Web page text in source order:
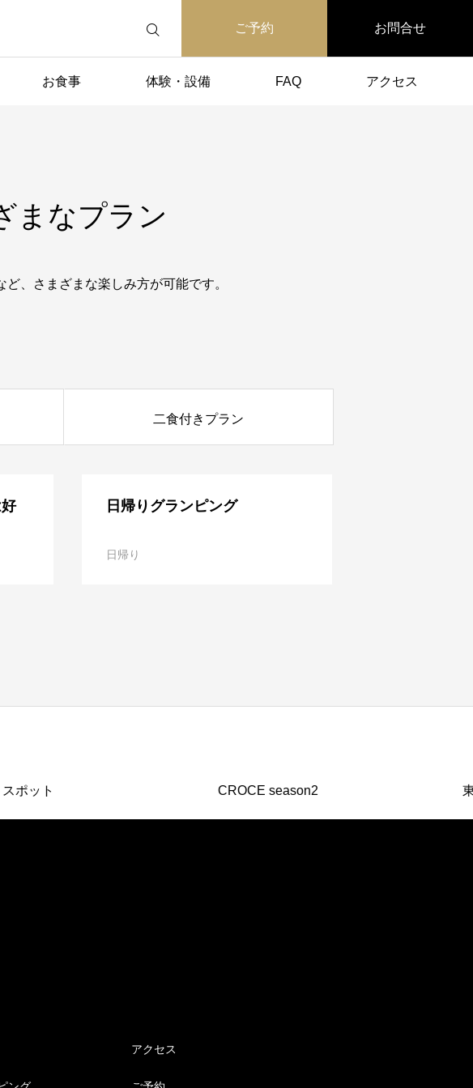
ご予約 お問合せ
お食事 体験・設備 FAQ アクセス
まなプラン
、さまざまな楽しみ方が可能です。
二食付きプラン
日帰りグランピング
日帰り
ポット CROCE season2
アクセス